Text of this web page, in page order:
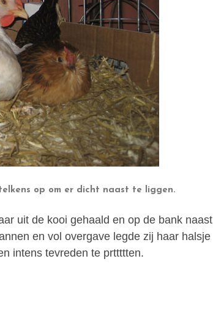
op om er dicht naast te liggen.
uit de kooi gehaald en op de bank naast
en vol overgave legde zij haar halsje
intens tevreden te prttttten.